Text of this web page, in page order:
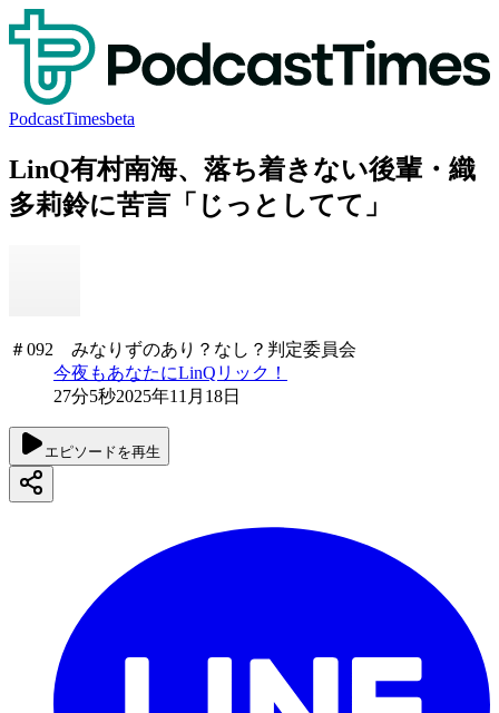
PodcastTimesbeta
LinQ有村南海、落ち着きない後輩・織
多莉鈴に苦言「じっとしてて」
＃092 みなりずのあり？なし？判定委員会
今夜もあなたにLinQリック！
27分5秒2025年11月18日
エピソードを再生